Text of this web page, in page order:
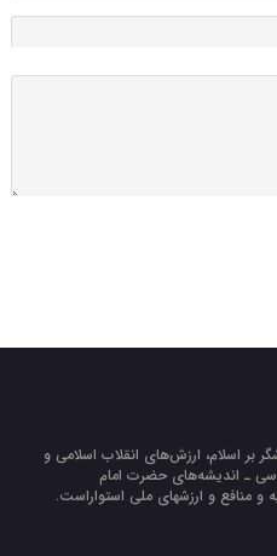
بر اسلام، ارزش‌هاي انقلاب اسلامي و
ـ انديشه‌هاي حضرت امام
و منافع و ارزشهاي ملي استواراست.